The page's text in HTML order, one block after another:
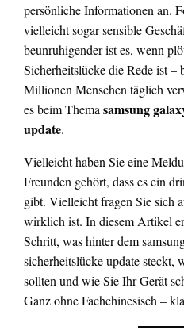
persönliche Informationen an.
vielleicht sogar sensible
beunruhigender ist es, wenn
Sicherheitslücke die Rede ist –
Millionen Menschen täglich
es beim Themasamsung
update.
Vielleicht haben Sie eine
Freunden gehört, dass es ein
gibt. Vielleicht fragen Sie sich
wirklich ist. In diesem Artikel
Schritt, was hinter dem
sicherheitslücke update steckt,
sollten und wie Sie Ihr Gerät
Ganz ohne Fachchinesisch –